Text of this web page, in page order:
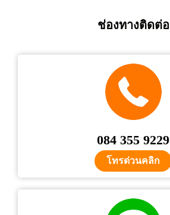
ช่องทางติดต่อ
084 355 9229
โทรด่วนคลิก